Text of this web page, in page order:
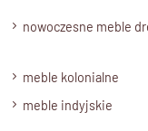
szufladą,
Palisander-Brąz,
Naturalny
nowoczesne meble
meble kolonialne
meble indyjskie